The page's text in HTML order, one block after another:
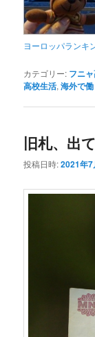
ヨーロッパランキ
カテゴリー: フニ
高校生活,海外で働
旧札、出
投稿日時:2021年7